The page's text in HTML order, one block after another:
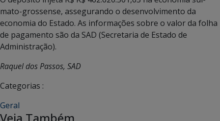
mato-grossense, assegurando o desenvolvimento da
economia do Estado. As informações sobre o valor da folha
de pagamento são da SAD (Secretaria de Estado de
Administração).
Raquel dos Passos, SAD
Categorias :
Geral